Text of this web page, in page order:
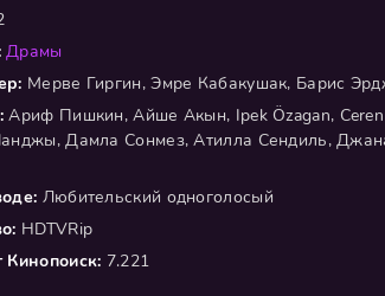
Драмы
Мерве Гиргин, Эмре Кабакушак, Барис
Ариф Пишкин, Айше Акын, Ipek Özagan,
Дамла Сонмез, Атилла Сендиль,
Любительский одноголосый
HDTVRip
Кинопоиск: 7.221